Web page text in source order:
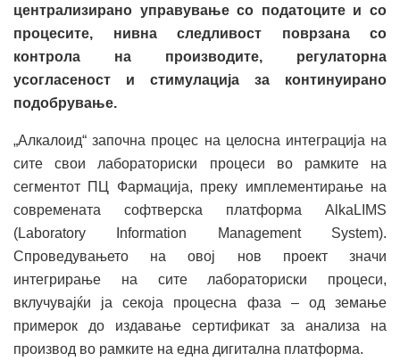
централизирано управување со податоците и со
процесите, нивна следливост поврзана со
контрола на производите, регулаторна
усогласеност и стимулација за континуирано
подобрување.
„Алкалоид“ започна процес на целосна интеграција на
сите свои лабораториски процеси во рамките на
сегментот ПЦ Фармација, преку имплементирање на
современата софтверска платформа AlkaLIMS
(Laboratory Information Management System).
Спроведувањето на овој нов проект значи
интегрирање на сите лабораториски процеси,
вклучувајќи ја секоја процесна фаза – од земање
примерок до издавање сертификат за анализа на
производ во рамките на една дигитална платформа.